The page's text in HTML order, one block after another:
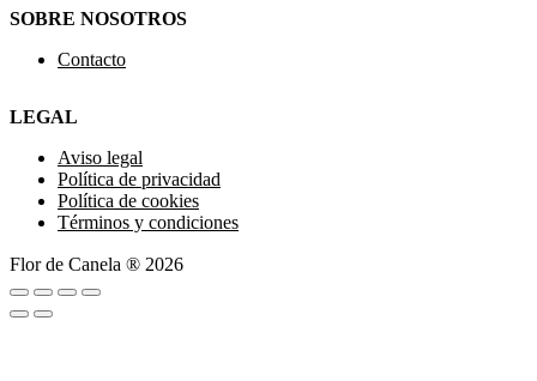
SOBRE NOSOTROS
Contacto
LEGAL
Aviso legal
Política de privacidad
Política de cookies
Términos y condiciones
Flor de Canela ® 2026